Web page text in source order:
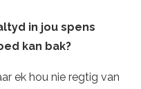
in jou spens
kan bak?
ek hou nie regtig van